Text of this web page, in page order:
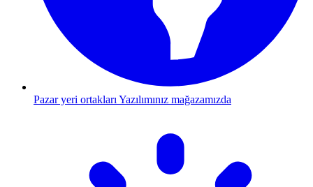
Pazar yeri ortakları Yazılımınız mağazamızda